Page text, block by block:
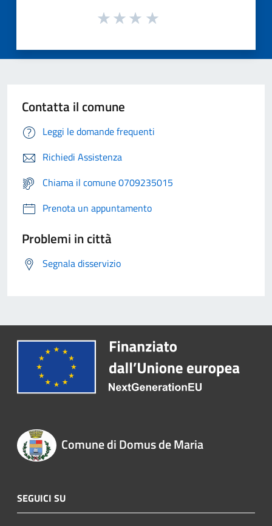
Contatta il comune
Leggi le domande frequenti
Richiedi Assistenza
Chiama il comune 0709235015
Prenota un appuntamento
Problemi in città
Segnala disservizio
Comune di Domus de Maria
SEGUICI SU